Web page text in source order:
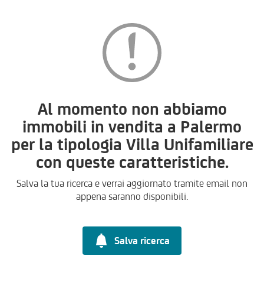
Al momento non abbiamo
immobili in vendita a Palermo
per la tipologia Villa Unifamiliare
con queste caratteristiche.
Salva la tua ricerca e verrai aggiornato tramite email non
appena saranno disponibili.
Salva ricerca